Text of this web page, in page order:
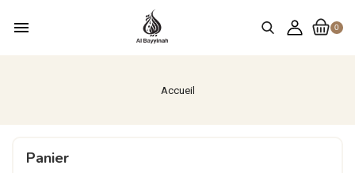
0
menu
Accueil
Panier